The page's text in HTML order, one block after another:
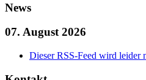
News
07. August 2026
Dieser RSS-Feed wird leider